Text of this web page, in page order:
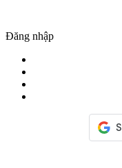
Đăng nhập